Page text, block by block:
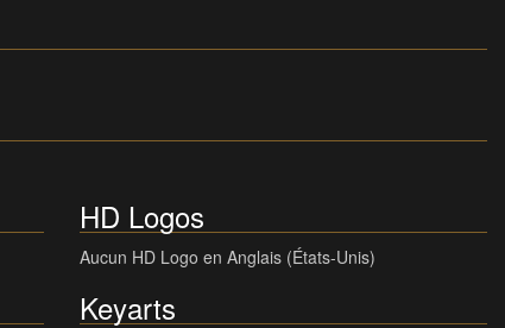
HD Logos
Aucun HD Logo en Anglais (États-Unis)
Keyarts